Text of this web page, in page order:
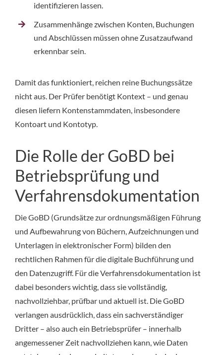
identifizieren lassen.
Zusammenhänge zwischen Konten, Buchungen
und Abschlüssen müssen ohne Zusatzaufwand
erkennbar sein.
Damit das funktioniert, reichen reine Buchungssätze
nicht aus. Der Prüfer benötigt Kontext – und genau
diesen liefern Kontenstammdaten, insbesondere
Kontoart und Kontotyp.
Die Rolle der GoBD bei
Betriebsprüfung und
Verfahrensdokumentation
Die GoBD (Grundsätze zur ordnungsmäßigen Führung
und Aufbewahrung von Büchern, Aufzeichnungen und
Unterlagen in elektronischer Form) bilden den
rechtlichen Rahmen für die digitale Buchführung und
den Datenzugriff. Für die Verfahrensdokumentation ist
dabei besonders wichtig, dass sie vollständig,
nachvollziehbar, prüfbar und aktuell ist. Die GoBD
verlangen ausdrücklich, dass ein sachverständiger
Dritter – also auch ein Betriebsprüfer – innerhalb
angemessener Zeit nachvollziehen kann, wie Daten